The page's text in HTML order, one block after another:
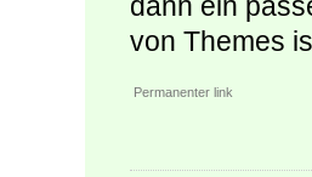
dann ein
von Themes
Permanenter link